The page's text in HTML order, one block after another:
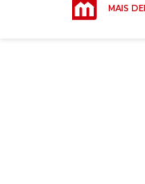
MAIS